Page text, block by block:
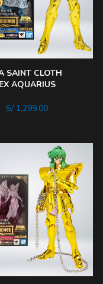
SAINT CLOTH
AQUARIUS
DORADA
S/1,299.00